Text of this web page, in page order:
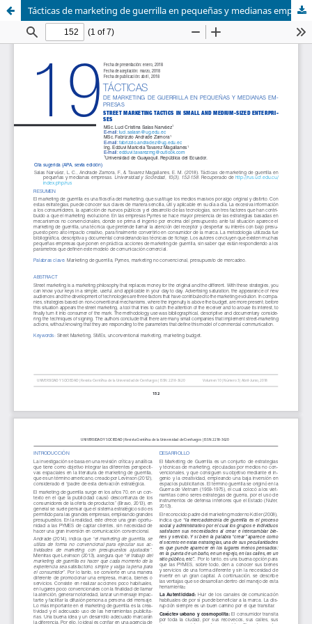
Tácticas de marketing de guerrilla en pequeñas y medianas empresas